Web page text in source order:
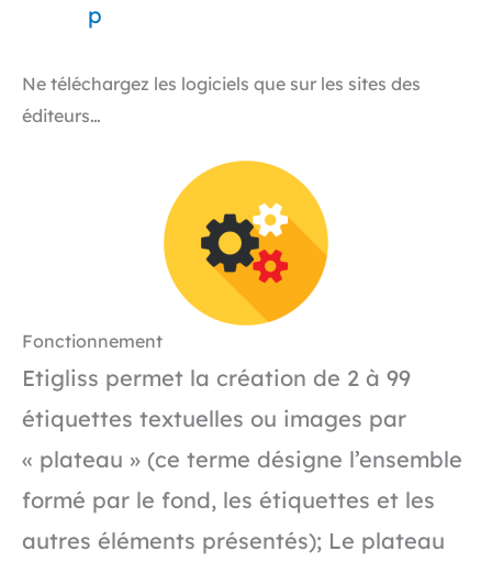
p
Ne téléchargez les logiciels que sur les sites des
éditeurs…
Fonctionnement
Etigliss permet la création de 2 à 99
étiquettes textuelles ou images par
« plateau » (ce terme désigne l’ensemble
formé par le fond, les étiquettes et les
autres éléments présentés); Le plateau